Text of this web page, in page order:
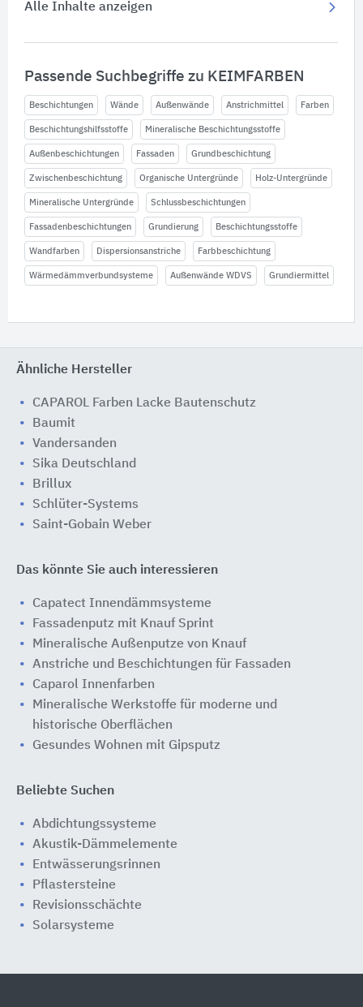
Alle Inhalte anzeigen
Passende Suchbegriffe zu KEIMFARBEN
Beschichtungen Wände Außenwände Anstrichmittel Farben
Beschichtungshilfsstoffe Mineralische Beschichtungsstoffe
Außenbeschichtungen Fassaden Grundbeschichtung
Zwischenbeschichtung Organische Untergründe Holz-Untergründe
Mineralische Untergründe Schlussbeschichtungen
Fassadenbeschichtungen Grundierung Beschichtungsstoffe
Wandfarben Dispersionsanstriche Farbbeschichtung
Wärmedämmverbundsysteme Außenwände WDVS Grundiermittel
Ähnliche Hersteller
CAPAROL Farben Lacke Bautenschutz
Baumit
Vandersanden
Sika Deutschland
Brillux
Schlüter-Systems
Saint-Gobain Weber
Das könnte Sie auch interessieren
Capatect Innendämmsysteme
Fassadenputz mit Knauf Sprint
Mineralische Außenputze von Knauf
Anstriche und Beschichtungen für Fassaden
Caparol Innenfarben
Mineralische Werkstoffe für moderne und
historische Oberflächen
Gesundes Wohnen mit Gipsputz
Beliebte Suchen
Abdichtungssysteme
Akustik-Dämmelemente
Entwässerungsrinnen
Pflastersteine
Revisionsschächte
Solarsysteme